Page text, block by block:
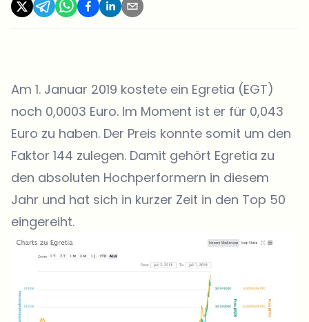
Am 1. Januar 2019 kostete ein Egretia (EGT)
noch 0,0003 Euro. Im Moment ist er für 0,043
Euro zu haben. Der Preis konnte somit um den
Faktor 144 zulegen. Damit gehört Egretia zu
den absoluten Hochperformern in diesem
Jahr und hat sich in kurzer Zeit in den Top 50
eingereiht.